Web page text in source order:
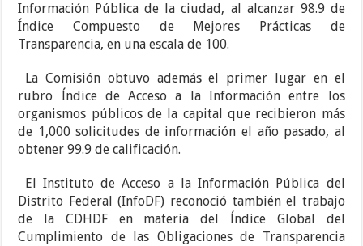
Información Pública de la ciudad, al alcanzar 98.9 de
Índice Compuesto de Mejores Prácticas de
Transparencia, en una escala de 100.
La Comisión obtuvo además el primer lugar en el
rubro Índice de Acceso a la Información entre los
organismos públicos de la capital que recibieron más
de 1,000 solicitudes de información el año pasado, al
obtener 99.9 de calificación.
El Instituto de Acceso a la Información Pública del
Distrito Federal (InfoDF) reconoció también el trabajo
de la CDHDF en materia del Índice Global del
Cumplimiento de las Obligaciones de Transparencia